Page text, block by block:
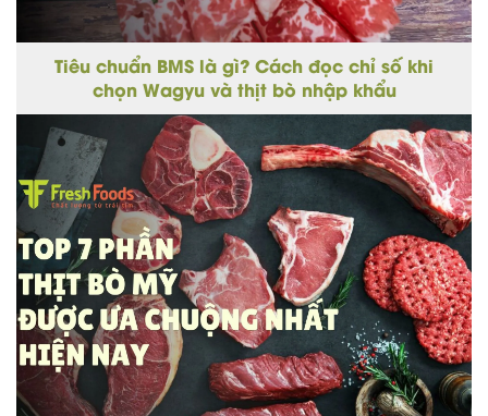
Tiêu chuẩn BMS là gì? Cách đọc chỉ số khi
chọn Wagyu và thịt bò nhập khẩu